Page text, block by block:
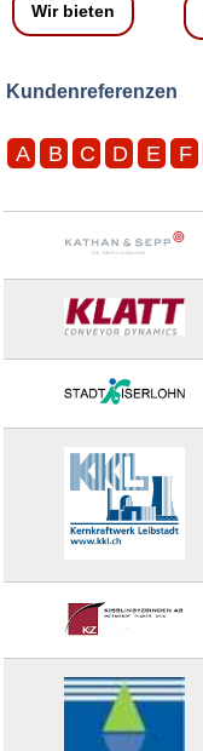
Wir bieten
Kundenreferenzen
A B C D E F